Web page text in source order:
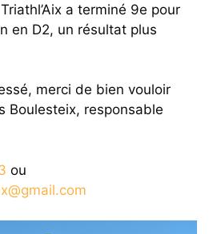
a terminé 9e pour
en D2, un résultat plus
merci de bien vouloir
Boulesteix, responsable
ou